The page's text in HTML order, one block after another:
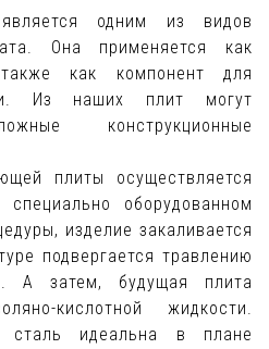
одним из видов
Она применяется как
как компонент для
Из наших плит могут
конструкционные
плиты осуществляется
оборудованном
изделие закаливается
подвергается травлению
А затем, будущая плита
кислотной жидкости.
сталь идеальна в плане